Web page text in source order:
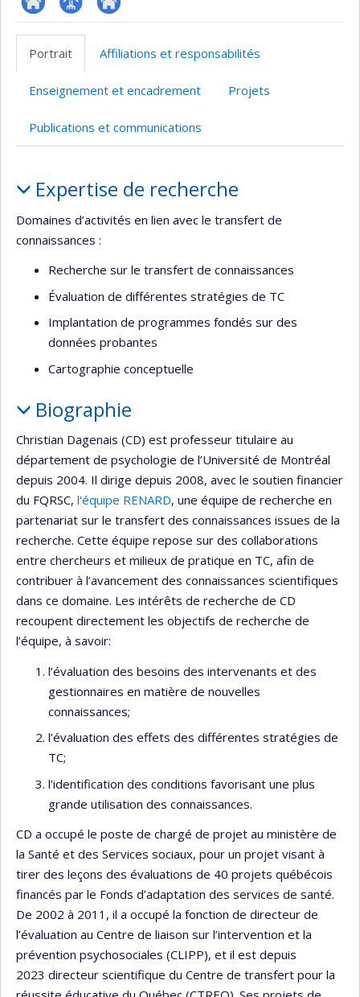
ResearchGate
Page
professionnelle
(faculté,département,école)
Site
web
l’unité
recherche
Portrait Affiliations et responsabilités
Enseignement et encadrement Projets
Publications et communications
Expertise de recherche
Domaines d’activités en lien avec le transfert de
connaissances :
Recherche sur le transfert de connaissances
Évaluation de différentes stratégies de TC
Implantation de programmes fondés sur des
données probantes
Cartographie conceptuelle
Biographie
Christian Dagenais (CD) est professeur titulaire au
département de psychologie de l’Université de Montréal
depuis 2004. Il dirige depuis 2008, avec le soutien financier
du FQRSC, l'équipe RENARD, une équipe de recherche en
partenariat sur le transfert des connaissances issues de la
recherche. Cette équipe repose sur des collaborations
entre chercheurs et milieux de pratique en TC, afin de
contribuer à l’avancement des connaissances scientifiques
dans ce domaine. Les intérêts de recherche de CD
recoupent directement les objectifs de recherche de
l’équipe, à savoir:
l’évaluation des besoins des intervenants et des
gestionnaires en matière de nouvelles
connaissances;
l’évaluation des effets des différentes stratégies de
TC;
l’identification des conditions favorisant une plus
grande utilisation des connaissances.
CD a occupé le poste de chargé de projet au ministère de
la Santé et des Services sociaux, pour un projet visant à
tirer des leçons des évaluations de 40 projets québécois
financés par le Fonds d’adaptation des services de santé.
De 2002 à 2011, il a occupé la fonction de directeur de
l’évaluation au Centre de liaison sur l’intervention et la
prévention psychosociales (CLIPP), et il est depuis
2023 directeur scientifique du Centre de transfert pour la